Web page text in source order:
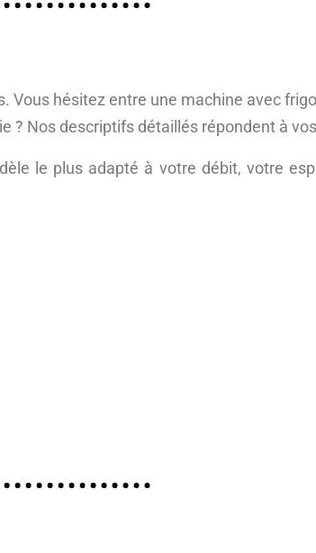
Vous hésitez entre une machine avec
? Nos descriptifs détaillés répondent à
le plus adapté à votre débit, votre